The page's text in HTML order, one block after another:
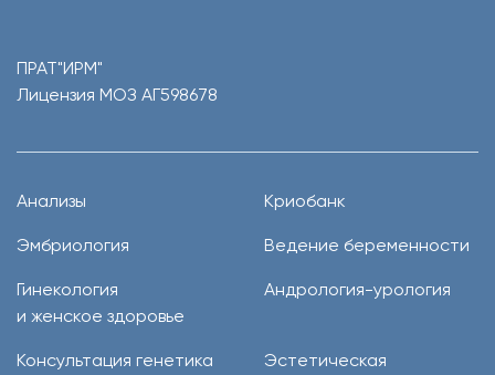
ПРАТ"ИРМ"
Лицензия МОЗ АГ598678
Анализы Криобанк
Эмбриология Ведение беременности
Гинекология
и женское здоровье
Андрология-урология
Консультация генетика
Эстетическая